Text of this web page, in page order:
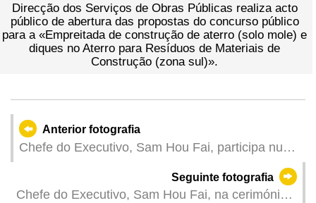
Direcção dos Serviços de Obras Públicas realiza acto
público de abertura das propostas do concurso público
para a «Empreitada de construção de aterro (solo mole) e
diques no Aterro para Resíduos de Materiais de
Construção (zona sul)».
Anterior fotografia
Chefe do Executivo, Sam Hou Fai, participa num
evento sobre divulgação temática da perspectiva
geral da segurança nacional em Macau.
Seguinte fotografia
Chefe do Executivo, Sam Hou Fai, na cerimónia